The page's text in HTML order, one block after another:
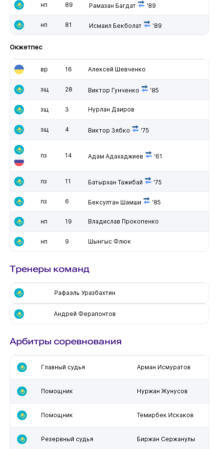
нп 89 Рамазан Багдат '89
нп 81 Исмаил Бекболат '89
Окжетпес
вр 16 Алексей Шевченко
зщ 28 Виктор Гунченко '85
зщ 3 Нурлан Даиров
зщ 4 Виктор Зябко '75
пз 14 Адам Адахаджиев '61
пз 11 Батырхан Тажибай '75
пз 6 Бексултан Шамши '85
нп 19 Владислав Прокопенко
нп 9 Шынгыс Флюк
Тренеры команд
Рафаэль Уразбахтин
Андрей Ферапонтов
Арбитры соревнования
Главный судья Арман Исмуратов
Помощник Нуржан Жунусов
Помощник Темирбек Искаков
Резервный судья Биржан Сержанулы